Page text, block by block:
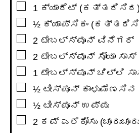
▢1 ಕ್ಯಾರೆಟ್ (ಕತ್ತರಿಸಿದ)
▢½ ಕ್ಯಾಪ್ಸಿಕಂ
▢2 ಟೇಬಲ್ಸ್ಪೂನ್ ವಿನೆಗರ್
▢2 ಟೇಬಲ್ಸ್ಪೂನ್ ಸೋಯಾ ಸಾಸ್
▢1 ಟೇಬಲ್ಸ್ಪೂನ್ ಚಿಲ್ಲಿ
▢½ ಟೀಸ್ಪೂನ್ ಕಾಳುಮೆಣಸಿನ
▢½ ಟೀಸ್ಪೂನ್ ಉಪ್ಪು
▢2 ಕಪ್ ಎಲೆಕೋಸು